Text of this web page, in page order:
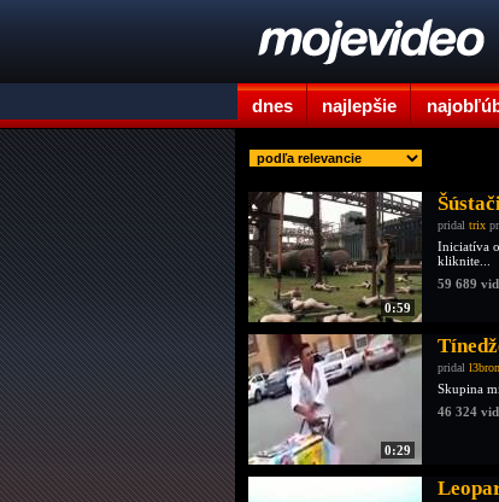
dnes najlepšie
0:59
pridal trix
Iniciatíva
kliknite...
59 689
0:29
pridal l3bron
Skupina
46 324